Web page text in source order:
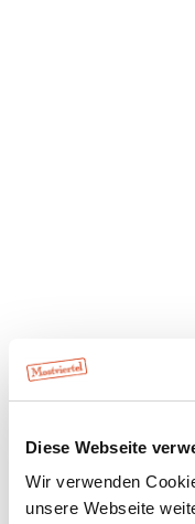
Diese Webseite
Wir verwenden
unsere Webseite